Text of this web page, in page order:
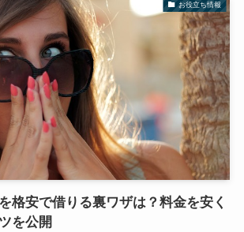
お役立ち情報
格安で借りる裏ワザは？料金を安く
を公開